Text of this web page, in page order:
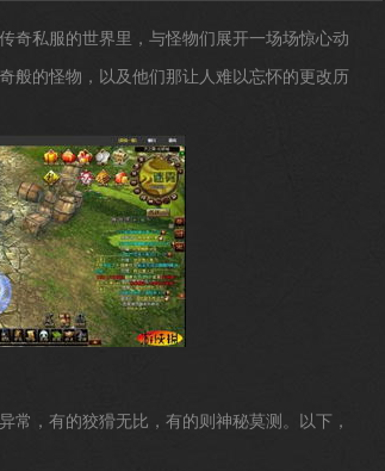
奇私服的世界里，与怪物们展开一场场惊心动
般的怪物，以及他们那让人难以忘怀的更改历
常，有的狡猾无比，有的则神秘莫测。以下，